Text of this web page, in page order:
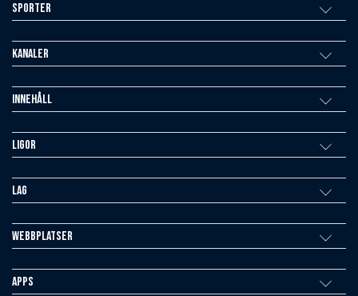
Sporter
Kanaler
Innehåll
Ligor
Lag
Webbplatser
Apps